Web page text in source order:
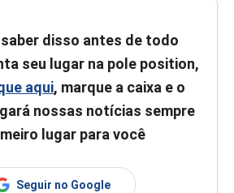
disso antes de todo
seu lugar na pole position,
aqui, marque a caixa e o
nossas notícias sempre
lugar para você
Seguir no Google